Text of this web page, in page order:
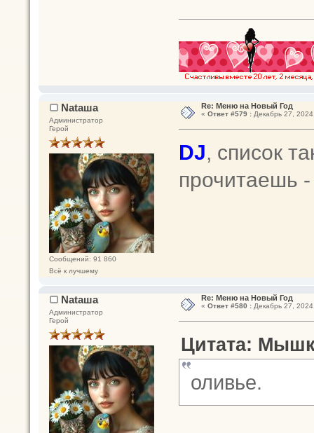
Nataшa
Администратор
Герой
Сообщений: 91 860
Всё к лучшему
Re: Меню на Новый Год
« Ответ #579 :Декабрь 27,
DJ, список
прочитаешь
Nataшa
Администратор
Герой
Re: Меню на Новый Год
« Ответ #580 :Декабрь 27,
Цитата:
оливье.